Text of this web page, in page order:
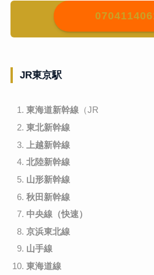
JR東京駅
東海道新幹線（JR
東北新幹線
上越新幹線
北陸新幹線
山形新幹線
秋田新幹線
中央線（快速）
京浜東北線
山手線
東海道線